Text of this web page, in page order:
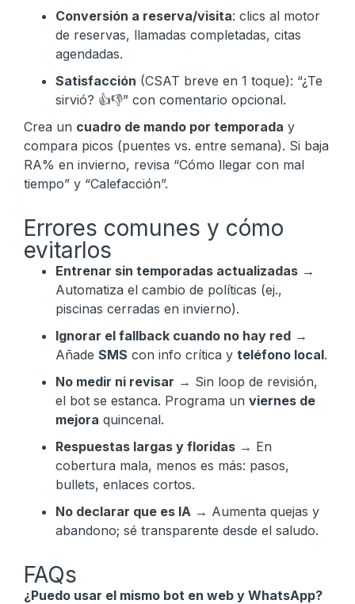
Conversión a reserva/visita: clics al motor
de reservas, llamadas completadas, citas
agendadas.
Satisfacción (CSAT breve en 1 toque): “¿Te
sirvió? 👍👎” con comentario opcional.
Crea un cuadro de mando por temporada y
compara picos (puentes vs. entre semana). Si baja
RA% en invierno, revisa “Cómo llegar con mal
tiempo” y “Calefacción”.
Errores comunes y cómo
evitarlos
Entrenar sin temporadas actualizadas →
Automatiza el cambio de políticas (ej.,
piscinas cerradas en invierno).
Ignorar el fallback cuando no hay red →
Añade SMS con info crítica y teléfono local.
No medir ni revisar → Sin loop de revisión,
el bot se estanca. Programa un viernes de
mejora quincenal.
Respuestas largas y floridas → En
cobertura mala, menos es más: pasos,
bullets, enlaces cortos.
No declarar que es IA → Aumenta quejas y
abandono; sé transparente desde el saludo.
FAQs
¿Puedo usar el mismo bot en web y WhatsApp?